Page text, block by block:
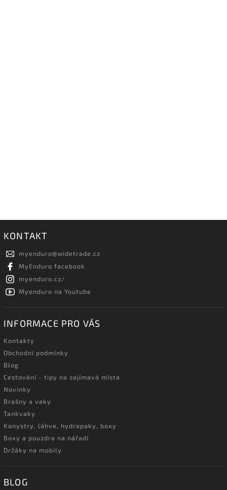
KONTAKT
myenduro@widetrade.cz
MyEnduro facebook
myenduro.cz/
Myenduro na Youtube
INFORMACE PRO VÁS
Kontakty
Obchodní podmínky
Blog
Cestování - tipy na zajímavá místa
Novinky
Brašny a vaky
Tankvaky
Kanystry, láhve, hydrapaky, boxy
Boxy a pouzdra na nářadí
Držáky na mobily
BLOG